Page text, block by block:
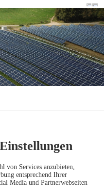
von Services anzubieten,
entsprechend Ihrer
Media und Partnerwebseiten
19